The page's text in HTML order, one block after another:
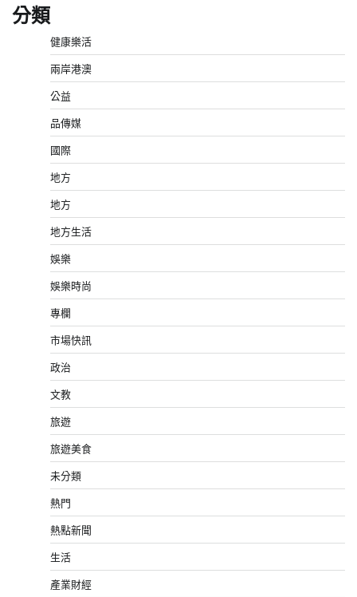
分類
健康樂活
兩岸港澳
公益
品傳媒
國際
地方
地方
地方生活
娛樂
娛樂時尚
專欄
市場快訊
政治
文教
旅遊
旅遊美食
未分類
熱門
熱點新聞
生活
產業財經